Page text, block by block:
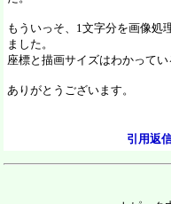
もういっそ、1文字分を画像処
ました。
座標と描画サイズはわかってい
ありがとうございます。
引用返